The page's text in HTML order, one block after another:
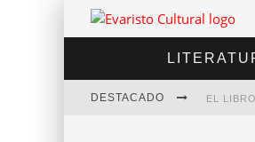
DESTACADO EL